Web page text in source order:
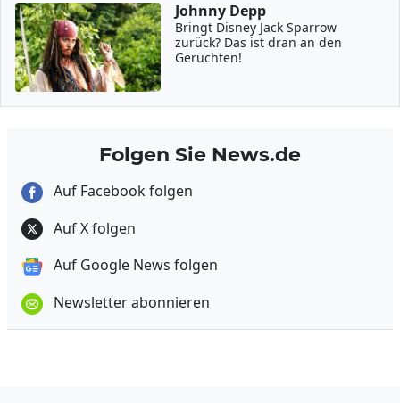
Johnny Depp
Bringt Disney Jack Sparrow
zurück? Das ist dran an den
Gerüchten!
Folgen Sie News.de
Auf Facebook folgen
Auf X folgen
Auf Google News folgen
Newsletter abonnieren